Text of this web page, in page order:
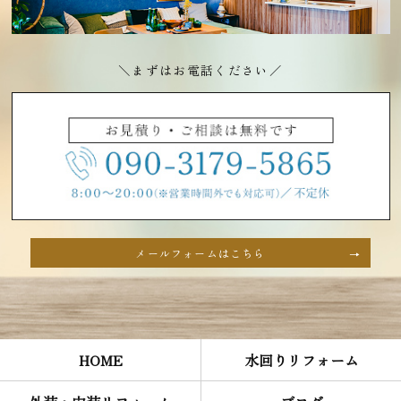
＼まずはお電話ください／
メールフォームはこちら
HOME
水回りリフォーム